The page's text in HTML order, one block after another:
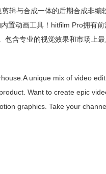
辑与合成一体的后期合成非
置动画工具！hitfilm Pro拥有
含专业的视觉效果和市场上
unique mix of video
Want to create epic
graphics. Take your